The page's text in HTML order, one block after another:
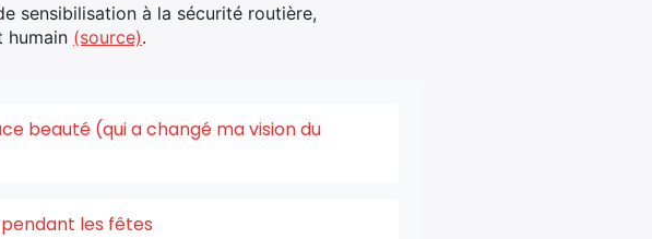
sensibilisation à la sécurité routière,
humain (source).
beauté (qui a changé ma vision du
les fêtes